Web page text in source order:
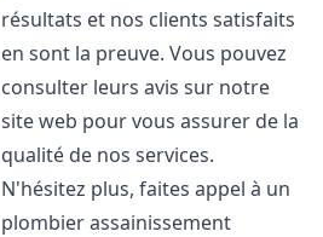
résultats et nos clients satisfaits
en sont la preuve. Vous pouvez
consulter leurs avis sur notre
site web pour vous assurer de la
qualité de nos services.
N'hésitez plus, faites appel à un
plombier assainissement